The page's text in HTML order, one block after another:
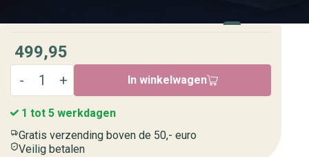
499,95
In winkelwagen
1 tot 5 werkdagen
Gratis verzending boven de 50,- euro
Veilig betalen